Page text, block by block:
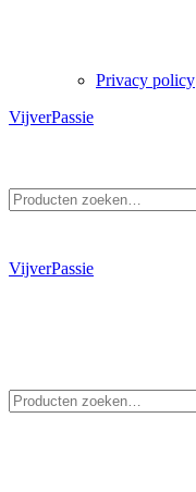
Privacy policy
VijverPassie
naar:
VijverPassie
naar: